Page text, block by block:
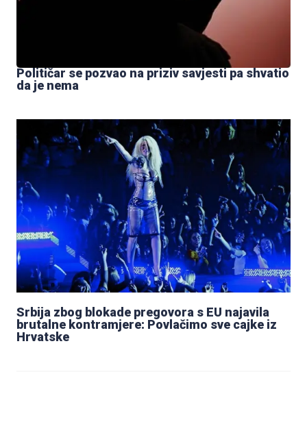
Političar se pozvao na priziv savjesti pa shvatio
da je nema
Srbija zbog blokade pregovora s EU najavila
brutalne kontramjere: Povlačimo sve cajke iz
Hrvatske